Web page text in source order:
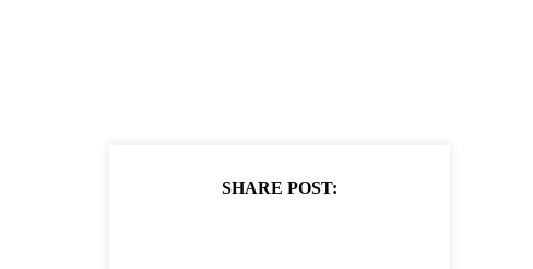
SHARE POST: